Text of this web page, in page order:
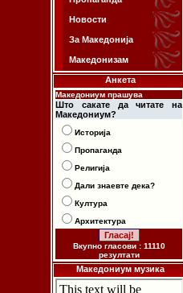
Новости
За Македонија
Македонизам
Анкета
Македониум прашува
Што сакате да читате на
Македониум?
Историја
Пропаганда
Религија
Дали знаевте дека?
Култура
Архитектура
Вкупно гласови : 11110
резултати
Македониум музика